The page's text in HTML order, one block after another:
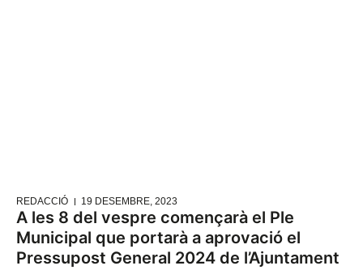
REDACCIÓ 19 DESEMBRE, 2023
A les 8 del vespre començarà el Ple
Municipal que portarà a aprovació el
Pressupost General 2024 de l’Ajuntament